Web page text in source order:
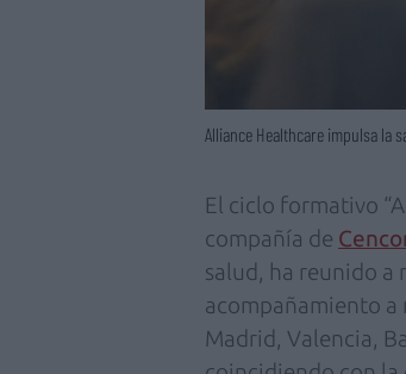
Alliance Healthcare impulsa la
El ciclo formativo
compañía de
salud, ha reunido a
acompañamiento a
Madrid, Valencia,